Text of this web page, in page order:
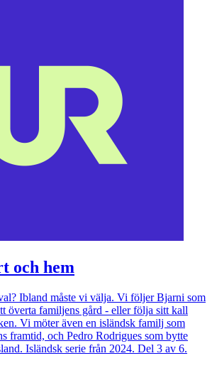
och hem
Ibland måste vi välja. Vi följer Bjarni som
överta familjens gård - eller följa sitt kall
Vi möter även en isländsk familj som
framtid, och Pedro Rodrigues som bytte
Isländsk serie från 2024. Del 3 av 6.